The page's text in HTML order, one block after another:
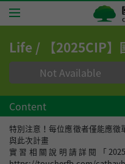
國
泰
金
控
Cathay
Home
About Cathay
Benefits
Life / 【2025CIP】
Not Available
Content
特別注意！每位應徵者僅能應徵
與此次計畫
實習相關說明請詳閱「